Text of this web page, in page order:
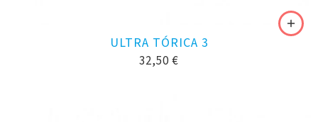
ULTRA TÓRICA 3
32,50 €